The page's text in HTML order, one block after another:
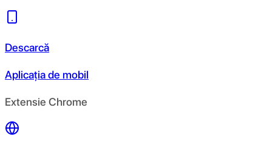
Descarcă
Aplicația de mobil
Extensie Chrome